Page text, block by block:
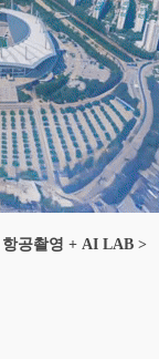
공촬영 + AI LAB >